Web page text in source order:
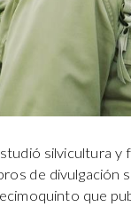
silvicultura y
de divulgación
que